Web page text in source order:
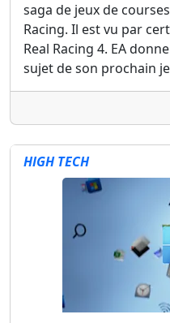
saga de jeux de
Racing. Il est vu par
Real Racing 4. EA
sujet de son prochain
HIGH TECH